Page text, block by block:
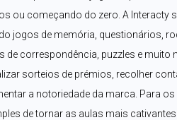
ou começando do zero. A Interacty
jogos de memória, questionários,
de correspondência, puzzles e
sorteios de prémios, recolher
a notoriedade da marca. Para
de tornar as aulas mais